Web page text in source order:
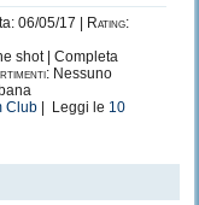
06/05/17 |
Rating:
shot | Completa
Nessuno
Club | Leggi le 10